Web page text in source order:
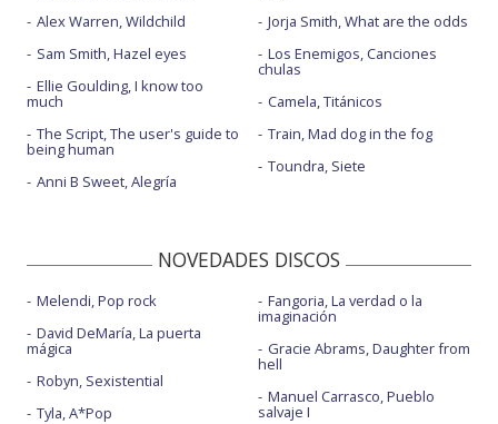
Alex Warren, Wildchild
Sam Smith, Hazel eyes
Ellie Goulding, I know too
much
The Script, The user's guide to
being human
Anni B Sweet, Alegría
Jorja Smith, What are the odds
Los Enemigos, Canciones
chulas
Camela, Titánicos
Train, Mad dog in the fog
Toundra, Siete
NOVEDADES DISCOS
Melendi, Pop rock
David DeMaría, La puerta
mágica
Robyn, Sexistential
Tyla, A*Pop
Fangoria, La verdad o la
imaginación
Gracie Abrams, Daughter from
hell
Manuel Carrasco, Pueblo
salvaje I